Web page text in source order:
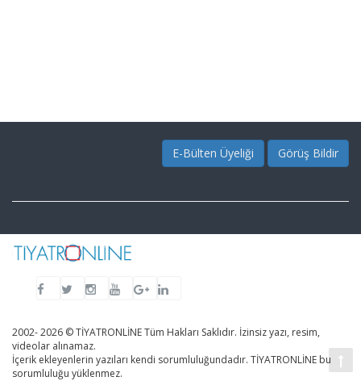
E-Bülten Üyeliği Görüş Bildir
2002- 2026 © TİYATRONLİNE Tüm Hakları Saklıdır. İzinsiz yazı, resim,
videolar alınamaz.
İçerik ekleyenlerin yazıları kendi sorumluluğundadır. TİYATRONLİNE bu
sorumluluğu yüklenmez.